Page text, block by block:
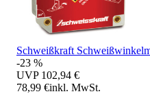
Schweißkraft
-23 %
UVP 102,94 €
78,99 €inkl. MwSt.